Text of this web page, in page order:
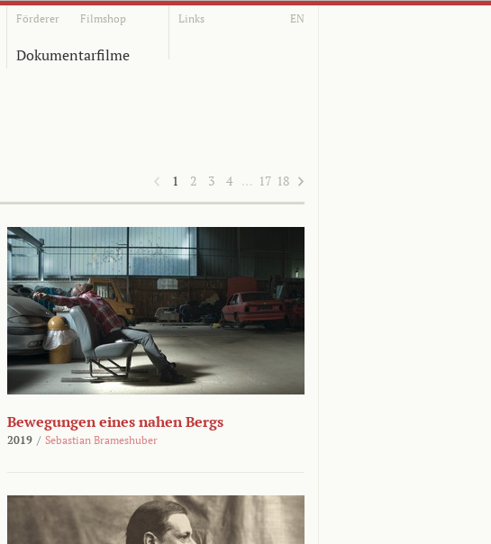
Förderer Filmshop Links EN
Dokumentarfilme
1 2 3 4 … 17 18
Bewegungen eines nahen Bergs
2019 / Sebastian Brameshuber